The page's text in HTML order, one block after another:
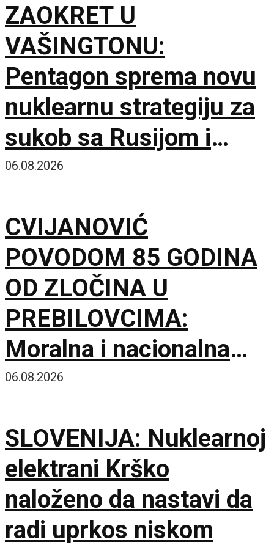
ZAOKRET U
VAŠINGTONU:
Pentagon sprema novu
nuklearnu strategiju za
sukob sa Rusijom i
Kinom
06.08.2026
CVIJANOVIĆ
POVODOM 85 GODINA
OD ZLOČINA U
PREBILOVCIMA:
Moralna i nacionalna
dužnost je da čuvamo
genocidu
06.08.2026
SLOVENIJA: Nuklearnoj
elektrani Krško
naloženo da nastavi da
radi uprkos niskom